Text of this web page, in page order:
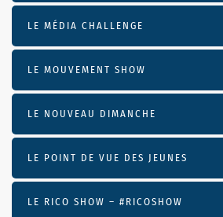
LE MÉDIA CHALLENGE
LE MOUVEMENT SHOW
LE NOUVEAU DIMANCHE
LE POINT DE VUE DES JEUNES
LE RICO SHOW – #RICOSHOW